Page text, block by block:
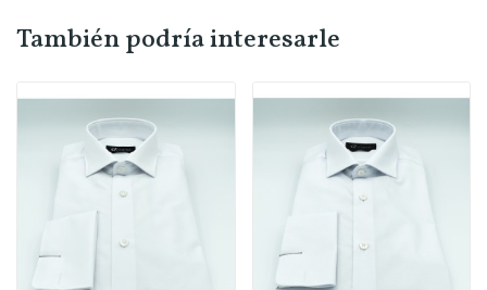
También podría interesarle